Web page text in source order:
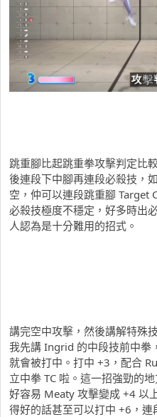
跳重腳比起跳重拳攻擊判定比
後連段下中腳再連段必殺技，
空，仲可以連段跳重腳 Target
必殺技極度不穩定，好多時出
人認為是十分難用的招式。
講完空中攻擊，然後講解特殊
我先講 Ingrid 的中段技前中拳
就會被打中。打中 +3，配合
立中拳 TC 啦。這一招強勁的
好容易 Meaty 攻擊變成 +4 以
得好的話甚至可以打中 +6，連